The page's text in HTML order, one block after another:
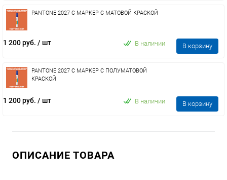
PANTONE 2027 C МАРКЕР С МАТОВОЙ КРАСКОЙ
1 200 руб. / шт В наличии В корзину
PANTONE 2027 C МАРКЕР С ПОЛУМАТОВОЙ
КРАСКОЙ
1 200 руб. / шт В наличии В корзину
ОПИСАНИЕ ТОВАРА